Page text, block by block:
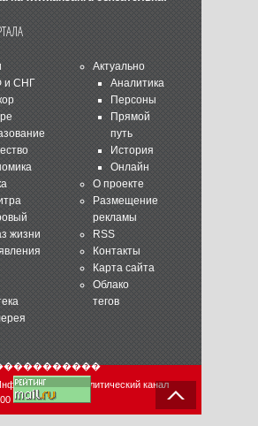
и СНГ
жизни
Актуально
Аналитика
Персоны
Прямой
путь
История
Онлайн
О проекте
Размещение
рекламы
RSS
Контакты
Карта сайта
Облако
тегов
аналитический канал